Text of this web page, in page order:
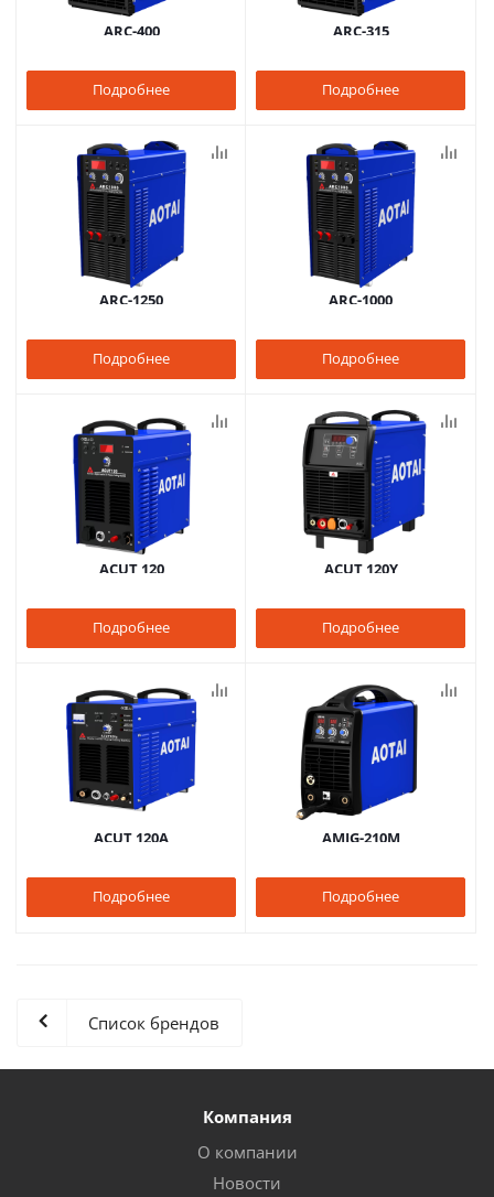
ARC-400
Подробнее
ARC-315
Подробнее
ARC-1250
Подробнее
ARC-1000
Подробнее
ACUT 120
Подробнее
ACUT 120Y
Подробнее
ACUT 120A
Подробнее
AMIG-210M
Подробнее
Список брендов
Компания
О компании
Новости